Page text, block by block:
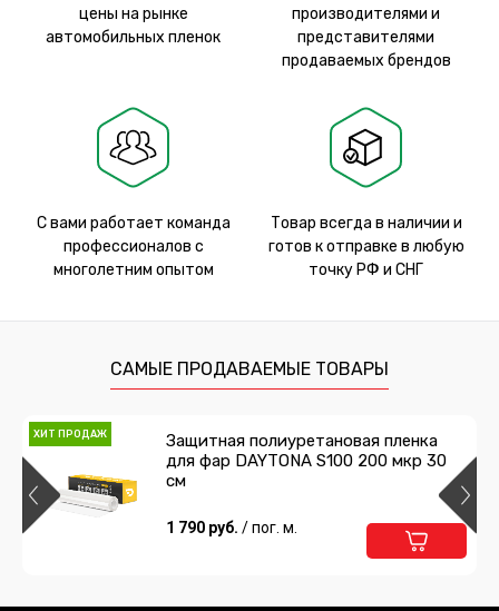
цены на рынке
автомобильных пленок
производителями и
представителями
продаваемых брендов
С вами работает команда
профессионалов с
многолетним опытом
Товар всегда в наличии и
готов к отправке в любую
точку РФ и СНГ
САМЫЕ ПРОДАВАЕМЫЕ ТОВАРЫ
ХИТ ПРОДАЖ
Защитная полиуретановая пленка
для фар DAYTONA S100 200 мкр 30
см
1 790 руб. / пог. м.